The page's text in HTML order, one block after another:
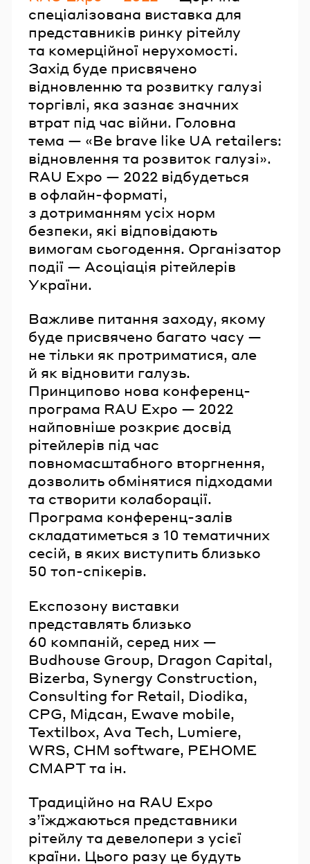
спеціалізована виставка для
представників ринку рітейлу
та комерційної нерухомості.
Захід буде присвячено
відновленню та розвитку галузі
торгівлі, яка зазнає значних
втрат під час війни. Головна
тема — «Be brave like UA retailers:
відновлення та розвиток галузі».
RAU Expo — 2022 відбудеться
в офлайн-форматі,
з дотриманням усіх норм
безпеки, які відповідають
вимогам сьогодення. Організатор
події — Асоціація рітейлерів
України.
Важливе питання заходу, якому
буде присвячено багато часу —
не тільки як протриматися, але
й як відновити галузь.
Принципово нова конференц-
програма RAU Expo — 2022
найповніше розкриє досвід
рітейлерів під час
повномасштабного вторгнення,
дозволить обмінятися підходами
та створити колаборації.
Програма конференц-залів
складатиметься з 10 тематичних
сесій, в яких виступить близько
50 топ-спікерів.
Експозону виставки
представлять близько
60 компаній, серед них —
Budhouse Group, Dragon Capital,
Bizerba, Synergy Construction,
Consulting for Retail, Diodika,
CPG, Мідсан, Ewave mobile,
Textilbox, Ava Tech, Lumiere,
WRS, CHM software, РЕНОМЕ
СМАРТ та ін.
Традиційно на RAU Expo
з’їжджаються представники
рітейлу та девелопери з усієї
країни. Цього разу це будуть